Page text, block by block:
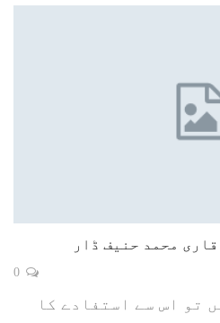
محمد حنیف ڈار
تو اس سے استفادے کا